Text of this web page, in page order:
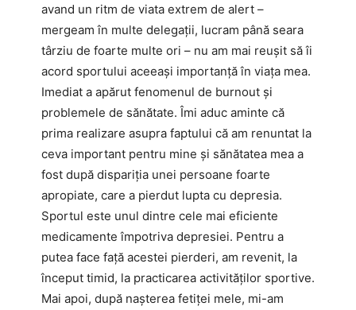
avand un ritm de viata extrem de alert –
mergeam în multe delegații, lucram până seara
târziu de foarte multe ori – nu am mai reușit să îi
acord sportului aceeași importanță în viața mea.
Imediat a apărut fenomenul de burnout și
problemele de sănătate. Îmi aduc aminte că
prima realizare asupra faptului că am renuntat la
ceva important pentru mine și sănătatea mea a
fost după dispariția unei persoane foarte
apropiate, care a pierdut lupta cu depresia.
Sportul este unul dintre cele mai eficiente
medicamente împotriva depresiei. Pentru a
putea face față acestei pierderi, am revenit, la
început timid, la practicarea activităților sportive.
Mai apoi, după nașterea fetiței mele, mi-am